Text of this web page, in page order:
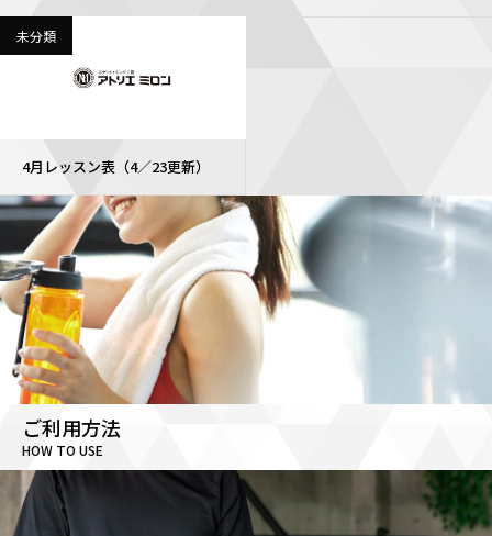
未分類
4月レッスン表（4／23更新）
ご利用方法
HOW TO USE